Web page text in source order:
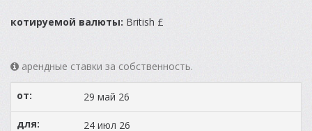
котируемой валюты: British £
арендные ставки за собственность.
29 май 26
24 июл 26